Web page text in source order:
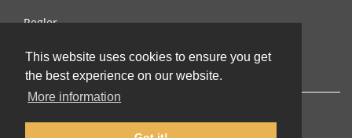
This website uses cookies to ensure you get
the best experience on our website.
More information
Regler
Kontakt oss